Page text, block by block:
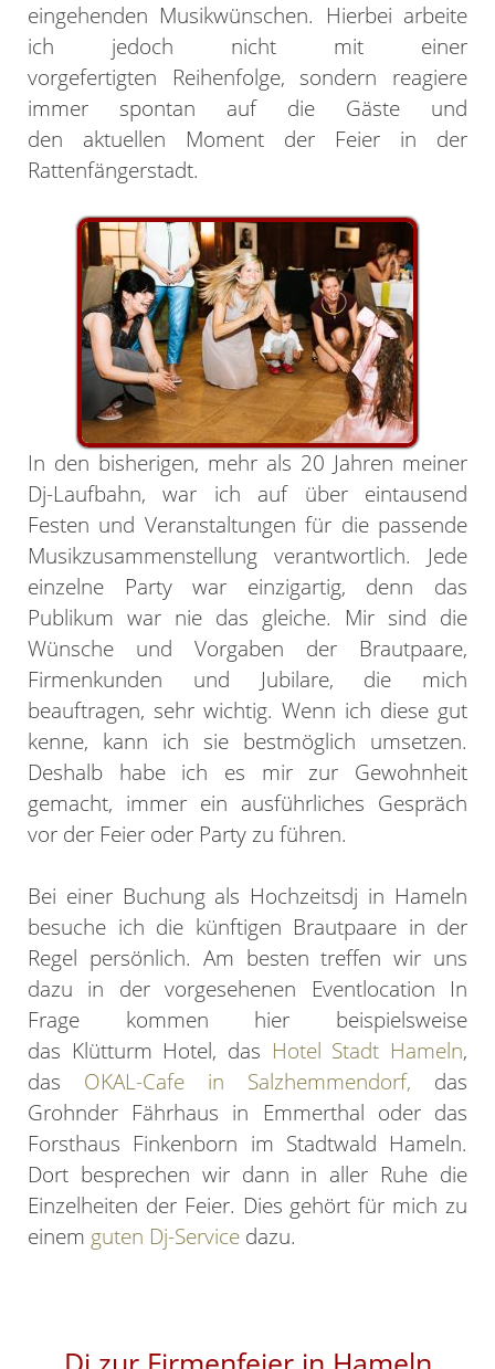
eingehenden Musikwünschen. Hierbei arbeite
ich jedoch nicht mit einer
vorgefertigten Reihenfolge, sondern reagiere
immer spontan auf die Gäste und
den aktuellen Moment der Feier in der
Rattenfängerstadt.
In den bisherigen, mehr als 20 Jahren meiner
Dj-Laufbahn, war ich auf über eintausend
Festen und Veranstaltungen für die passende
Musikzusammenstellung verantwortlich. Jede
einzelne Party war einzigartig, denn das
Publikum war nie das gleiche. Mir sind die
Wünsche und Vorgaben der Brautpaare,
Firmenkunden und Jubilare, die mich
beauftragen, sehr wichtig. Wenn ich diese gut
kenne, kann ich sie bestmöglich umsetzen.
Deshalb habe ich es mir zur Gewohnheit
gemacht, immer ein ausführliches Gespräch
vor der Feier oder Party zu führen.
Bei einer Buchung als Hochzeitsdj in Hameln
besuche ich die künftigen Brautpaare in der
Regel persönlich. Am besten treffen wir uns
dazu in der vorgesehenen Eventlocation In
Frage kommen hier beispielsweise
das Klütturm Hotel, das Hotel Stadt Hameln,
das OKAL-Cafe in Salzhemmendorf, das
Grohnder Fährhaus in Emmerthal oder das
Forsthaus Finkenborn im Stadtwald Hameln.
Dort besprechen wir dann in aller Ruhe die
Einzelheiten der Feier. Dies gehört für mich zu
einem guten Dj-Service dazu.